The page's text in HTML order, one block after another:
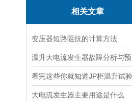
相关文章
变压器短路阻抗的计算方法
大电流发生器主要用途是什么